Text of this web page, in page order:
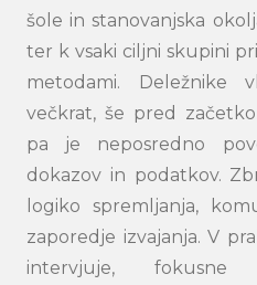
šole in stanovanjska
ter k vsaki ciljni skupini
metodami. Deležnike
večkrat, še pred
pa je neposredno
dokazov in podatkov.
logiko spremljanja,
zaporedje izvajanja. V
intervjuje, fokusne